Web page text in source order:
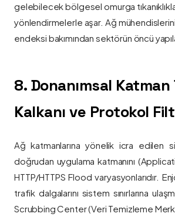
gelebilecek bölgesel omurga
yönlendirmelerle aşar. Ağ
endeksi bakımından sektörün öncü
8. Donanımsal
Kalkanı ve Protokol
Ağ katmanlarına yönelik icra edilen
doğrudan uygulama katmanını
HTTP/HTTPS Flood
trafik dalgalarını sistem sınırlarına
Scrubbing Center (Veri Temizleme